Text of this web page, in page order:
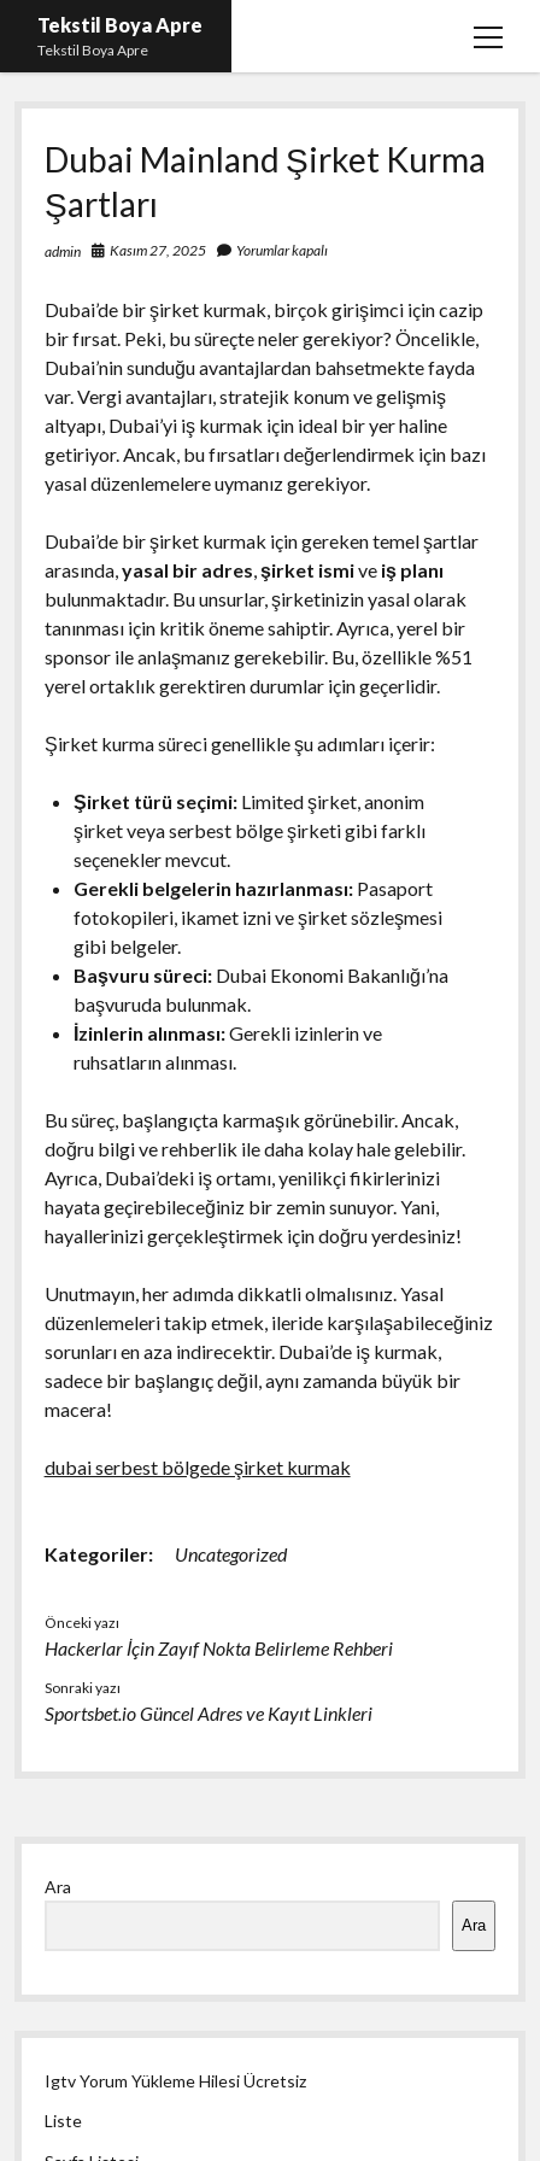
Tekstil Boya Apre
Tekstil Boya Apre
menüyü
Igtv Yorum Yükleme Hilesi Ücretsiz
Liste
Sayfa Listesi
Şifresiz Youtube Beğeni Yükseltme
Dubai Mainland Şirket Kurma
Şartları
admin Kasım 27, 2025 Yorumlar kapalı
Dubai’de bir şirket kurmak, birçok girişimci için cazip
bir fırsat. Peki, bu süreçte neler gerekiyor? Öncelikle,
Dubai’nin sunduğu avantajlardan bahsetmekte fayda
var. Vergi avantajları, stratejik konum ve gelişmiş
altyapı, Dubai’yi iş kurmak için ideal bir yer haline
getiriyor. Ancak, bu fırsatları değerlendirmek için bazı
yasal düzenlemelere uymanız gerekiyor.
Dubai’de bir şirket kurmak için gereken temel şartlar
arasında,yasal bir adres,şirket ismive iş planı
bulunmaktadır. Bu unsurlar, şirketinizin yasal olarak
tanınması için kritik öneme sahiptir. Ayrıca, yerel bir
sponsor ile anlaşmanız gerekebilir. Bu, özellikle %51
yerel ortaklık gerektiren durumlar için geçerlidir.
Şirket kurma süreci genellikle şu adımları içerir:
Şirket türü seçimi:Limited şirket, anonim
şirket veya serbest bölge şirketi gibi farklı
seçenekler mevcut.
Gerekli belgelerin hazırlanması:Pasaport
fotokopileri, ikamet izni ve şirket sözleşmesi
gibi belgeler.
Başvuru süreci:Dubai Ekonomi Bakanlığı’na
başvuruda bulunmak.
İzinlerin alınması:Gerekli izinlerin ve
ruhsatların alınması.
Bu süreç, başlangıçta karmaşık görünebilir. Ancak,
doğru bilgi ve rehberlik ile daha kolay hale gelebilir.
Ayrıca, Dubai’deki iş ortamı, yenilikçi fikirlerinizi
hayata geçirebileceğiniz bir zemin sunuyor. Yani,
hayallerinizi gerçekleştirmek için doğru yerdesiniz!
Unutmayın, her adımda dikkatli olmalısınız. Yasal
düzenlemeleri takip etmek, ileride karşılaşabileceğiniz
sorunları en aza indirecektir. Dubai’de iş kurmak,
sadece bir başlangıç değil, aynı zamanda büyük bir
macera!
dubai serbest bölgede şirket kurmak
Kategoriler: Uncategorized
Önceki yazı
Hackerlar İçin Zayıf Nokta Belirleme Rehberi
Sonraki yazı
Sportsbet.io Güncel Adres ve Kayıt Linkleri
Yan
Menü
Ara
Ara
Igtv Yorum Yükleme Hilesi Ücretsiz
Liste